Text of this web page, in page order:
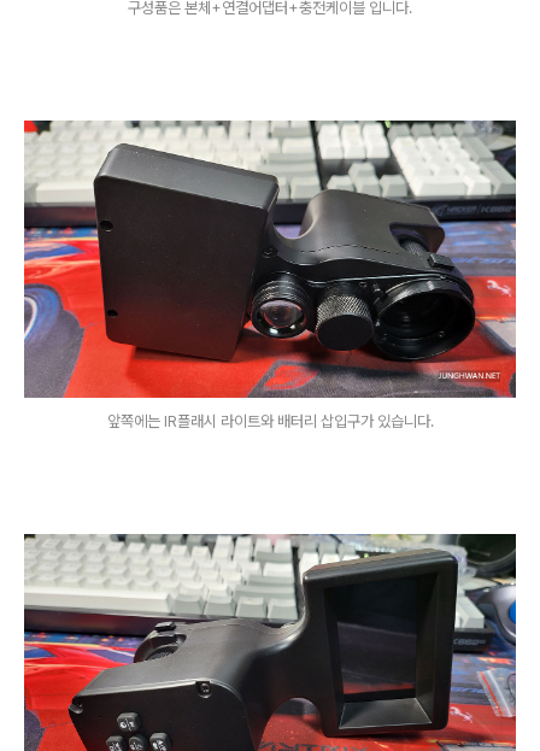
구성품은 본체+연결어댑터+충전케이블 입니다.
앞쪽에는 IR플래시 라이트와 배터리 삽입구가 있습니다.